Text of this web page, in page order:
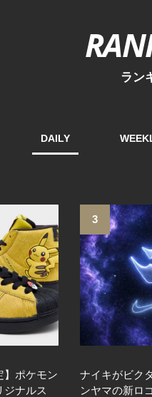
ラン
DAILY
】ポケモン
ジナルス
3
ナイキがビク
ンヤマの新ロ